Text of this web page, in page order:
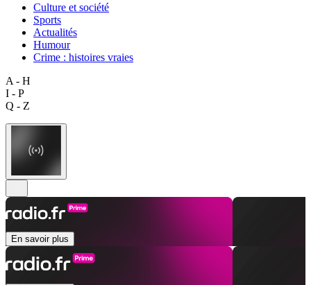
Culture et société
Sports
Actualités
Humour
Crime : histoires vraies
A - H
I - P
Q - Z
En savoir plus